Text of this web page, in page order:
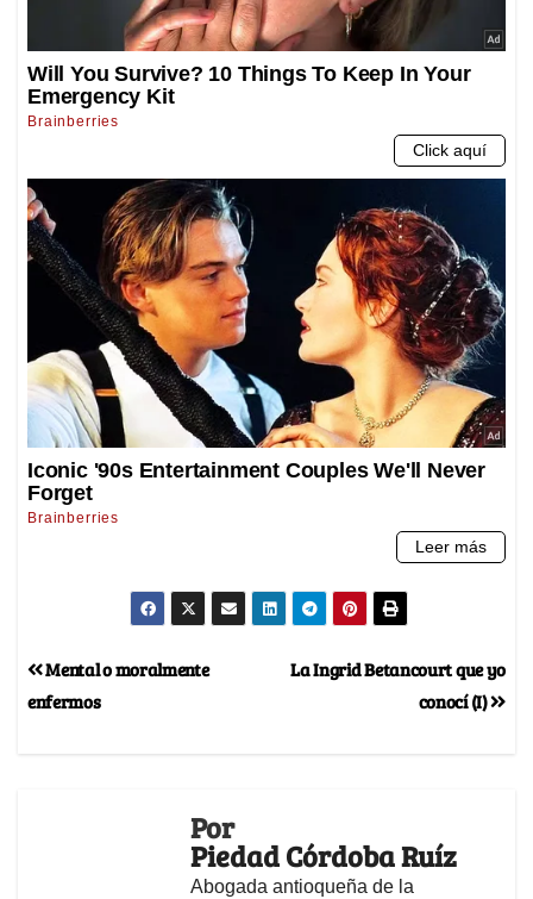
La Ingrid Betancourt que yo
conocí (I)
Mental o moralmente
enfermos
Por
Piedad Córdoba Ruíz
Abogada antioqueña de la